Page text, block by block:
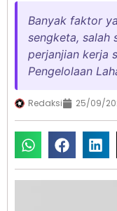
Banyak faktor
sengketa, salah
perjanjian kerja
Pengelolaan
Redaksi 25/09/